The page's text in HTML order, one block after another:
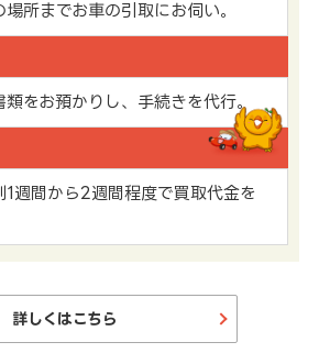
所までお車の引取にお伺い。
をお預かりし、手続きを代行。
1週間から2週間程度で買取代金を
詳しくはこちら